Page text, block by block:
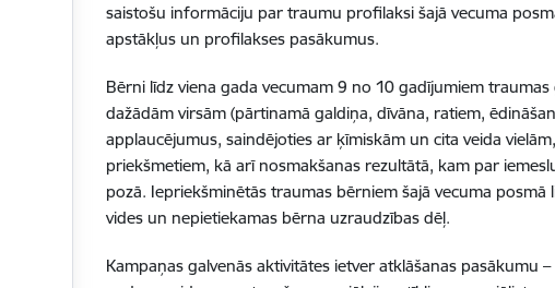
saistošu informāciju par traumu profilaksi šajā vecuma
apstākļus un profilakses pasākumus.
Bērni līdz viena gada vecumam 9 no 10 gadījumiem
dažādām virsām (pārtinamā galdiņa, dīvāna, ratiem,
applaucējumus, saindējoties ar ķīmiskām un cita veida
priekšmetiem, kā arī nosmakšanas rezultātā, kam par
pozā. Iepriekšminētās traumas bērniem šajā vecuma
vides un nepietiekamas bērna uzraudzības dēļ.
Kampaņas galvenās aktivitātes ietver atklāšanas pasākumu